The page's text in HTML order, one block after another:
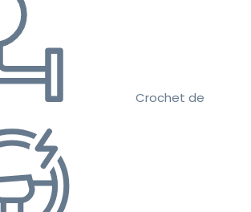
Crochet de